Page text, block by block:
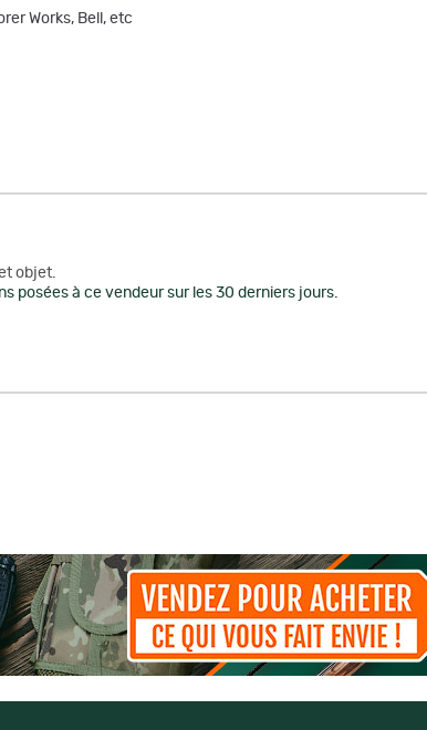
Works, Bell, etc
objet.
posées à ce vendeur sur les 30 derniers jours.